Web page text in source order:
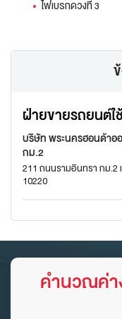
ไฟเบรกดวงที่ 3
ฝ่ายขายรถยนต์ใ
บริษัท พระนครฮอนด้าอ
กม.2
211 ถนนรามอินทรา กม.2
10220
คำนวณค่า